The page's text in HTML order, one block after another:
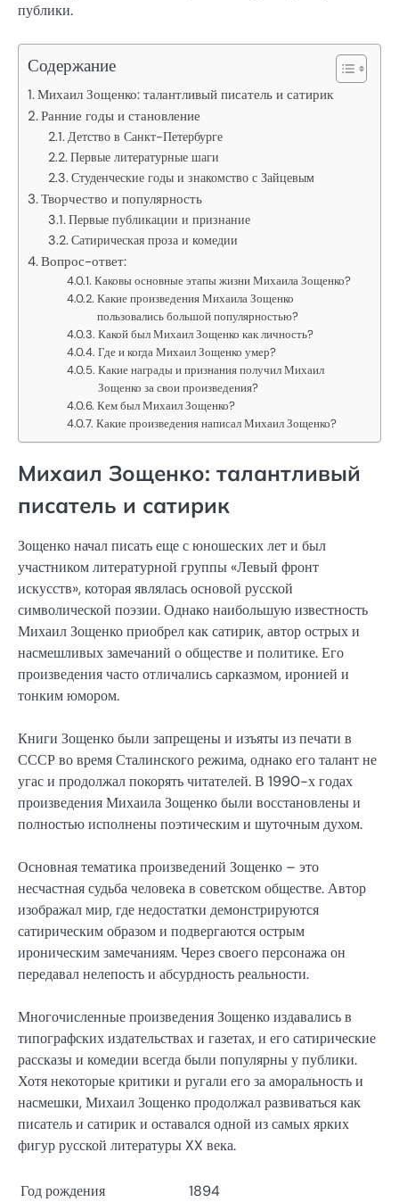
публики.
Содержание
Михаил Зощенко: талантливый писатель и сатирик
Ранние годы и становление
Детство в Санкт-Петербурге
Первые литературные шаги
Студенческие годы и знакомство с Зайцевым
Творчество и популярность
Первые публикации и признание
Сатирическая проза и комедии
Вопрос-ответ:
Каковы основные этапы жизни Михаила Зощенко?
Какие произведения Михаила Зощенко
пользовались большой популярностью?
Какой был Михаил Зощенко как личность?
Где и когда Михаил Зощенко умер?
Какие награды и признания получил Михаил
Зощенко за свои произведения?
Кем был Михаил Зощенко?
Какие произведения написал Михаил Зощенко?
Михаил Зощенко: талантливый
писатель и сатирик
Зощенко начал писать еще с юношеских лет и был
участником литературной группы «Левый фронт
искусств», которая являлась основой русской
символической поэзии. Однако наибольшую известность
Михаил Зощенко приобрел как сатирик, автор острых и
насмешливых замечаний о обществе и политике. Его
произведения часто отличались сарказмом, иронией и
тонким юмором.
Книги Зощенко были запрещены и изъяты из печати в
СССР во время Сталинского режима, однако его талант не
угас и продолжал покорять читателей. В 1990-х годах
произведения Михаила Зощенко были восстановлены и
полностью исполнены поэтическим и шуточным духом.
Основная тематика произведений Зощенко – это
несчастная судьба человека в советском обществе. Автор
изображал мир, где недостатки демонстрируются
сатирическим образом и подвергаются острым
ироническим замечаниям. Через своего персонажа он
передавал нелепость и абсурдность реальности.
Многочисленные произведения Зощенко издавались в
типографских издательствах и газетах, и его сатирические
рассказы и комедии всегда были популярны у публики.
Хотя некоторые критики и ругали его за аморальность и
насмешки, Михаил Зощенко продолжал развиваться как
писатель и сатирик и оставался одной из самых ярких
фигур русской литературы XX века.
Год рождения
1894